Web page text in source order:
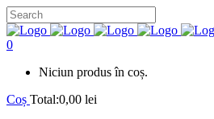
0
Niciun produs în coș.
Coș Total:0,00 lei